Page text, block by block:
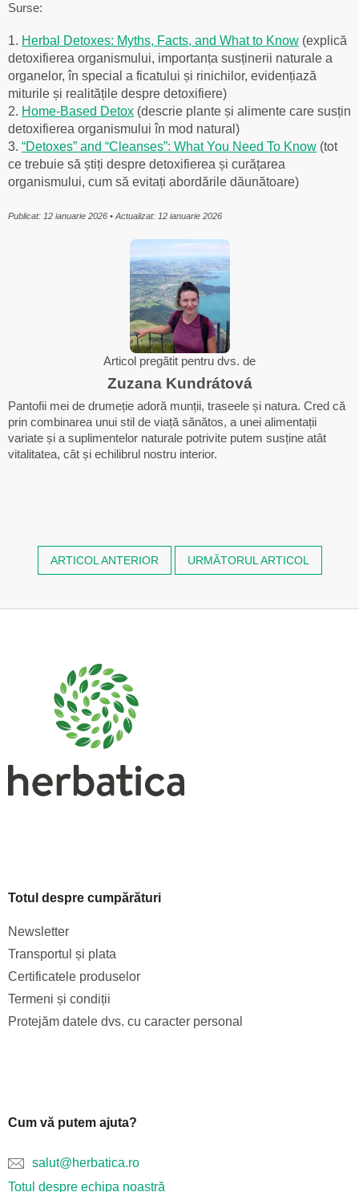
Surse:
1. Herbal Detoxes: Myths, Facts, and What to Know (explică
detoxifierea organismului, importanța susținerii naturale a
organelor, în special a ficatului și rinichilor, evidențiază
miturile și realitățile despre detoxifiere)
2. Home-Based Detox (descrie plante și alimente care susțin
detoxifierea organismului în mod natural)
3. “Detoxes” and “Cleanses”: What You Need To Know (tot
ce trebuie să știți despre detoxifierea și curățarea
organismului, cum să evitați abordările dăunătoare)
Publicat: 12 ianuarie 2026 • Actualizat: 12 ianuarie 2026
Articol pregătit pentru dvs. de
Zuzana Kundrátová
Pantofii mei de drumeție adoră munții, traseele și natura. Cred că
prin combinarea unui stil de viață sănătos, a unei alimentații
variate și a suplimentelor naturale potrivite putem susține atât
vitalitatea, cât și echilibrul nostru interior.
ARTICOL ANTERIOR URMĂTORUL ARTICOL
Totul despre cumpărături
Newsletter
Transportul și plata
Certificatele produselor
Termeni și condiții
Protejăm datele dvs. cu caracter personal
Cum vă putem ajuta?
salut@herbatica.ro
Totul despre echipa noastră